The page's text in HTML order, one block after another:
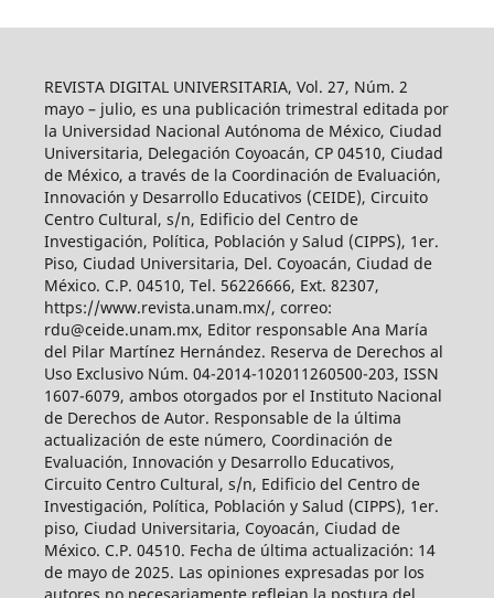
REVISTA DIGITAL UNIVERSITARIA, Vol. 27, Núm. 2
mayo – julio, es una publicación trimestral editada por
la Universidad Nacional Autónoma de México, Ciudad
Universitaria, Delegación Coyoacán, CP 04510, Ciudad
de México, a través de la Coordinación de Evaluación,
Innovación y Desarrollo Educativos (CEIDE), Circuito
Centro Cultural, s/n, Edificio del Centro de
Investigación, Política, Población y Salud (CIPPS), 1er.
Piso, Ciudad Universitaria, Del. Coyoacán, Ciudad de
México. C.P. 04510, Tel. 56226666, Ext. 82307,
https://www.revista.unam.mx/, correo:
rdu@ceide.unam.mx, Editor responsable Ana María
del Pilar Martínez Hernández. Reserva de Derechos al
Uso Exclusivo Núm. 04-2014-102011260500-203, ISSN
1607-6079, ambos otorgados por el Instituto Nacional
de Derechos de Autor. Responsable de la última
actualización de este número, Coordinación de
Evaluación, Innovación y Desarrollo Educativos,
Circuito Centro Cultural, s/n, Edificio del Centro de
Investigación, Política, Población y Salud (CIPPS), 1er.
piso, Ciudad Universitaria, Coyoacán, Ciudad de
México. C.P. 04510. Fecha de última actualización: 14
de mayo de 2025. Las opiniones expresadas por los